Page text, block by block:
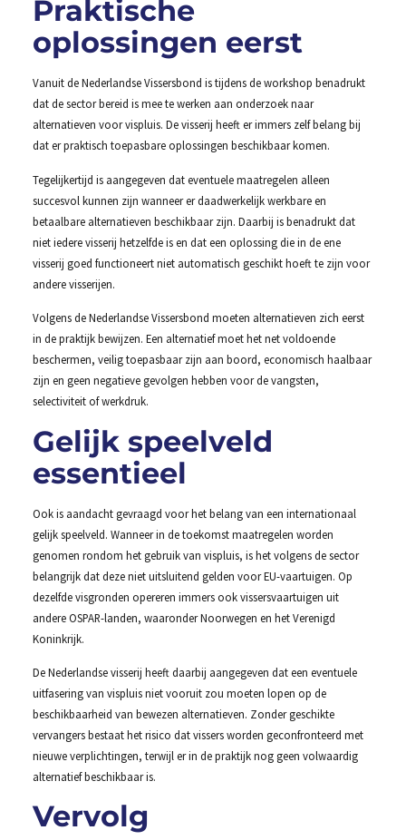
Praktische
oplossingen eerst
Vanuit de Nederlandse Vissersbond is tijdens de workshop benadrukt
dat de sector bereid is mee te werken aan onderzoek naar
alternatieven voor vispluis. De visserij heeft er immers zelf belang bij
dat er praktisch toepasbare oplossingen beschikbaar komen.
Tegelijkertijd is aangegeven dat eventuele maatregelen alleen
succesvol kunnen zijn wanneer er daadwerkelijk werkbare en
betaalbare alternatieven beschikbaar zijn. Daarbij is benadrukt dat
niet iedere visserij hetzelfde is en dat een oplossing die in de ene
visserij goed functioneert niet automatisch geschikt hoeft te zijn voor
andere visserijen.
Volgens de Nederlandse Vissersbond moeten alternatieven zich eerst
in de praktijk bewijzen. Een alternatief moet het net voldoende
beschermen, veilig toepasbaar zijn aan boord, economisch haalbaar
zijn en geen negatieve gevolgen hebben voor de vangsten,
selectiviteit of werkdruk.
Gelijk speelveld
essentieel
Ook is aandacht gevraagd voor het belang van een internationaal
gelijk speelveld. Wanneer in de toekomst maatregelen worden
genomen rondom het gebruik van vispluis, is het volgens de sector
belangrijk dat deze niet uitsluitend gelden voor EU-vaartuigen. Op
dezelfde visgronden opereren immers ook vissersvaartuigen uit
andere OSPAR-landen, waaronder Noorwegen en het Verenigd
Koninkrijk.
De Nederlandse visserij heeft daarbij aangegeven dat een eventuele
uitfasering van vispluis niet vooruit zou moeten lopen op de
beschikbaarheid van bewezen alternatieven. Zonder geschikte
vervangers bestaat het risico dat vissers worden geconfronteerd met
nieuwe verplichtingen, terwijl er in de praktijk nog geen volwaardig
alternatief beschikbaar is.
Vervolg